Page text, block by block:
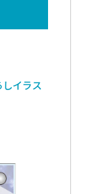
イラス